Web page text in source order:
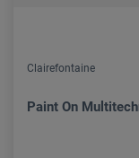
Clairefontaine
Paint On